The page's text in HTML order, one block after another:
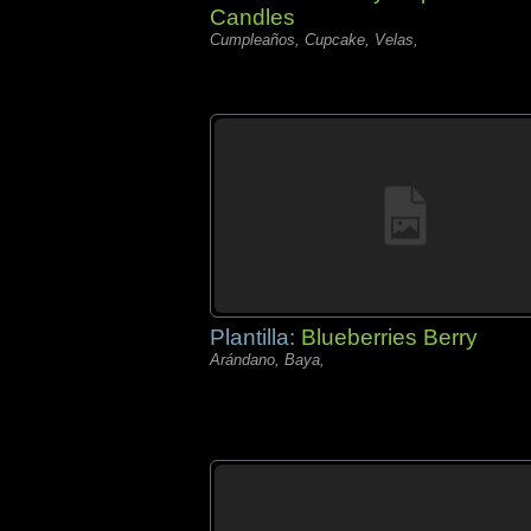
Candles
Cumpleaños, Cupcake, Velas,
Plantilla: Blueberries Berry
Arándano, Baya,